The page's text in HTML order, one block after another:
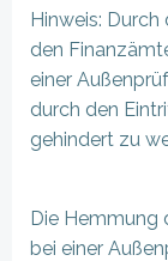
Hinweis:
den
einer
durch den
gehindert zu
Die Hemmung
bei einer